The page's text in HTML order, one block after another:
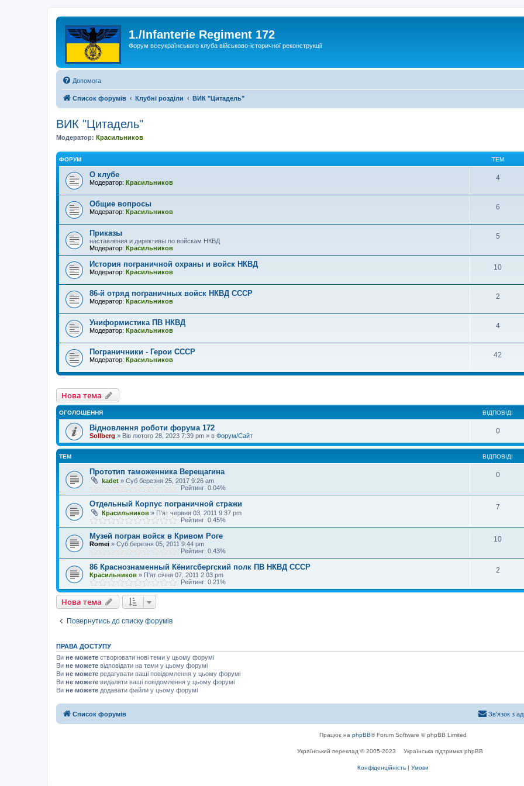
1./Infanterie Regiment 172
Форум всеукраїнського клуба військово-історичної реконструкції
Допомога
Список форумів Клубні розділи ВИК "Цитадель"
ВИК "Цитадель"
Модератор: Красильников
ФОРУМ ТЕМ
О клубе
Модератор: Красильников
4
Общие вопросы
Модератор: Красильников
6
Приказы
наставления и директивы по войскам НКВД
Модератор: Красильников
5
История пограничной охраны и войск НКВД
Модератор: Красильников
10
86-й отряд пограничных войск НКВД СССР
Модератор: Красильников
2
Униформистика ПВ НКВД
Модератор: Красильников
4
Пограничники - Герои СССР
Модератор: Красильников
42
Нова тема
ОГОЛОШЕННЯ ВІДПОВІДІ
Відновлення роботи форума 172
Sollberg » Вів лютого 28, 2023 7:39 pm » в Форум/Сайт
0
ТЕМ ВІДПОВІДІ
Прототип таможенника Верещагина
kadet » Суб березня 25, 2017 9:26 am
Рейтинг: 0.04%
0
Отдельный Корпус пограничной стражи
Красильников » П'ят червня 03, 2011 9:37 pm
Рейтинг: 0.45%
7
Музей погран войск в Кривом Роге
Romei » Суб березня 05, 2011 9:44 pm
Рейтинг: 0.43%
10
86 Краснознаменный Кёнигсбергский полк ПВ НКВД СССР
Красильников » П'ят січня 07, 2011 2:03 pm
Рейтинг: 0.21%
2
Нова тема
Повернутись до списку форумів
ПРАВА ДОСТУПУ
Ви не можете створювати нові теми у цьому форумі
Ви не можете відповідати на теми у цьому форумі
Ви не можете редагувати ваші повідомлення у цьому форумі
Ви не можете видаляти ваші повідомлення у цьому форумі
Ви не можете додавати файли у цьому форумі
Список форумів Зв'язок з
Працює на phpBB® Forum Software © phpBB Limited
Український переклад © 2005-2023 Українська підтримка phpBB
Конфіденційність | Умови